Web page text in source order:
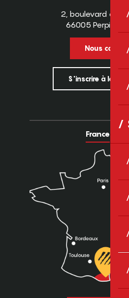
2, boulevard des
66005 Perpignan
Nous
S'inscrire à la
France